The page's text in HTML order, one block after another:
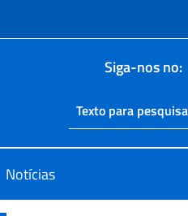
Siga-nos no:
Ricerca
Pesquise no site
Notícias